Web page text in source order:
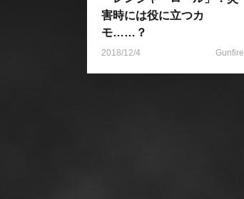
害時には役に立つカ
モ……？
2018/12/4 Gunfire